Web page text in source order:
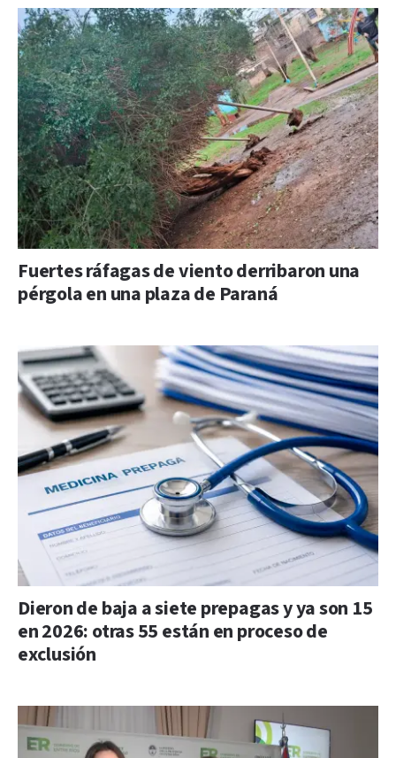
Fuertes ráfagas de viento derribaron una
pérgola en una plaza de Paraná
Dieron de baja a siete prepagas y ya son 15
en 2026: otras 55 están en proceso de
exclusión